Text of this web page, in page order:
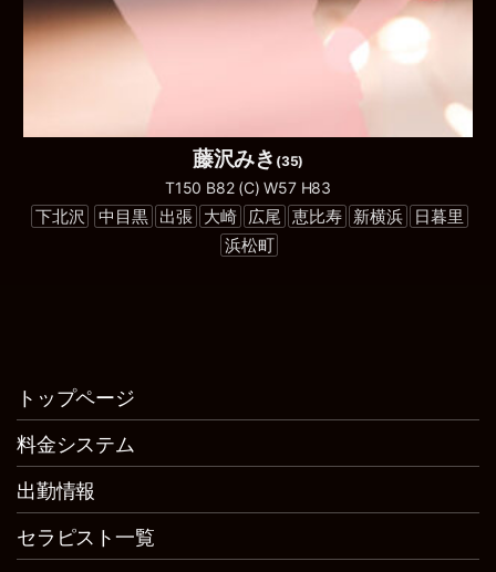
藤沢みき (35)
T150 B82 (C) W57 H83
下北沢 中目黒 出張 大崎 広尾 恵比寿 新横浜
日暮里
浜松町
トップページ
料金システム
出勤情報
セラピスト一覧